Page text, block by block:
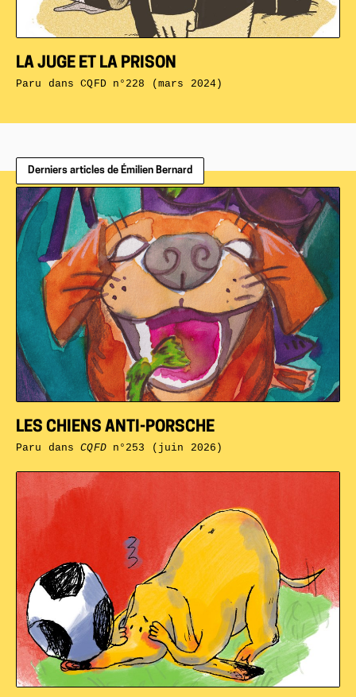
LA JUGE ET LA PRISON
Paru dansCQFD n°228 (mars 2024)
Derniers articles de Émilien Bernard
LES CHIENS ANTI-PORSCHE
Paru dansCQFDn°253 (juin 2026)